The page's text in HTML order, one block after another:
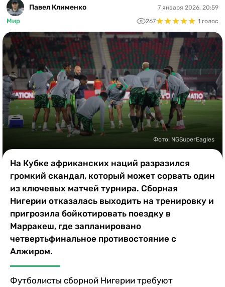
ЧЕ-2028
Букмекеры
Казино
Павел Клименко
Мир
7 января 2026, 20:59
267★★★★★
★★★★★ 1 голос
Фото: NGSuperEagles
На Кубке африканских наций разразился
громкий скандал, который может сорвать один
из ключевых матчей турнира. Сборная
Нигерии отказалась выходить на тренировку и
пригрозила бойкотировать поездку в
Марракеш, где запланировано
четвертьфинальное противостояние с
Алжиром.
Футболисты сборной Нигерии требуют